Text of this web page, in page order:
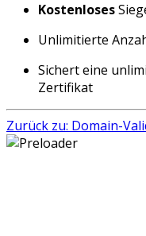
Kostenloses
Unlimitierte
Sichert eine
Zertifikat
Zurück zu: Domain-